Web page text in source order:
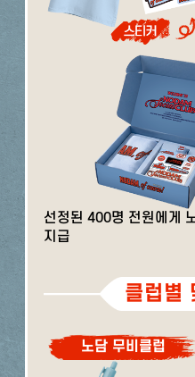
선정된 400명 전원에게
지급
클럽별
노담 무비클럽